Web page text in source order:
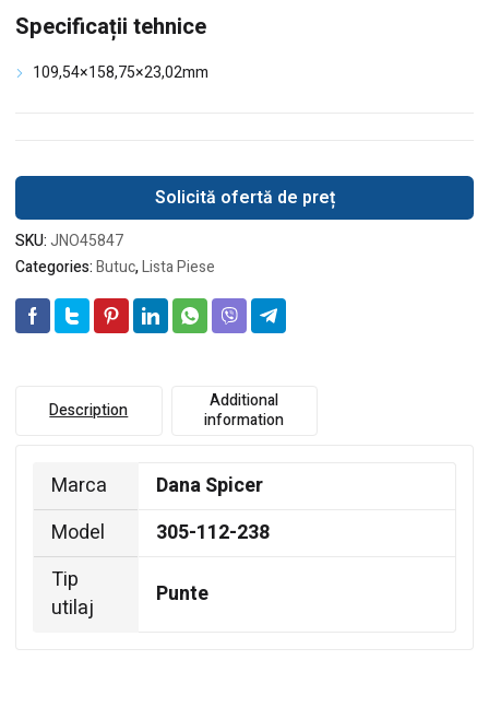
Specificații tehnice
109,54×158,75×23,02mm
Solicită ofertă de preț
SKU:JNO45847
Categories:Butuc,Lista Piese
Description
Additional
information
Marca
Dana Spicer
Model
305-112-238
Tip
utilaj
Punte